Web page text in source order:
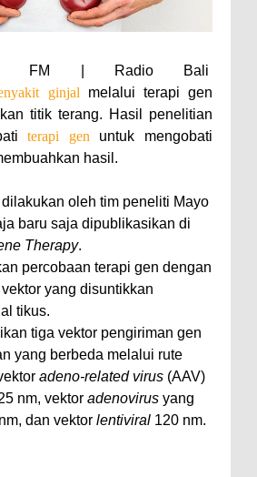
FM | Radio Bali
ginjal melalui terapi gen
titik terang. Hasil penelitian
terapi gen untuk mengobati
hasil.
oleh tim peneliti Mayo
baru saja dipublikasikan di
Therapy.
percobaan terapi gen dengan
yang disuntikkan
tikus.
tiga vektor pengiriman gen
yang berbeda melalui rute
adeno-related virus (AAV)
nm, vektor adenovirus yang
dan vektor lentiviral 120 nm.